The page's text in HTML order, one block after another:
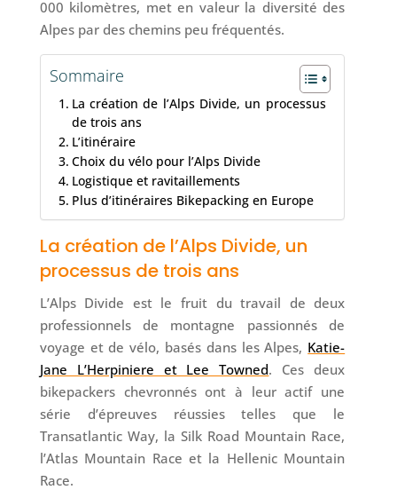
000 kilomètres, met en valeur la diversité des
Alpes par des chemins peu fréquentés.
Sommaire
La création de l’Alps Divide, un processus
de trois ans
L’itinéraire
Choix du vélo pour l’Alps Divide
Logistique et ravitaillements
Plus d’itinéraires Bikepacking en Europe
La création de l’Alps Divide, un
processus de trois ans
L’Alps Divide est le fruit du travail de deux
professionnels de montagne passionnés de
voyage et de vélo, basés dans les Alpes, Katie-
Jane L’Herpiniere et Lee Towned. Ces deux
bikepackers chevronnés ont à leur actif une
série d’épreuves réussies telles que le
Transatlantic Way, la Silk Road Mountain Race,
l’Atlas Mountain Race et la Hellenic Mountain
Race.